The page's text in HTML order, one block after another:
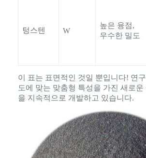
텅스텐 W
높은 융점,
우수한 밀도
이 표는 표면적인 것일 뿐입니다! 연
도에 맞는 맞춤형 특성을 가진 새로운
을 지속적으로 개발하고 있습니다.